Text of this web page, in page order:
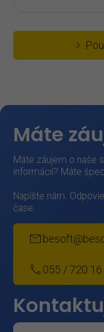
Máte
Máte záujem o naše
informácií? Máte
Napíšte nám.
čase.
055 / 720 16